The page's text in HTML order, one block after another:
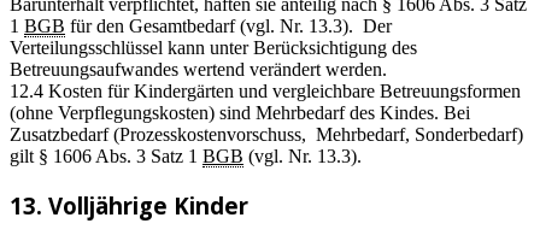
1 BGB für den Gesamtbedarf (vgl. Nr. 13.3). Der
Verteilungsschlüssel kann unter Berücksichtigung des
Betreuungsaufwandes wertend verändert werden.
12.4 Kosten für Kindergärten und vergleichbare Betreuungsformen
(ohne Verpflegungskosten) sind Mehrbedarf des Kindes. Bei
Zusatzbedarf (Prozesskostenvorschuss, Mehrbedarf, Sonderbedarf)
gilt § 1606 Abs. 3 Satz 1 BGB (vgl. Nr. 13.3).
13. Volljährige Kinder